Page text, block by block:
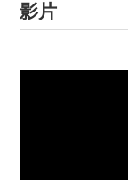
影片